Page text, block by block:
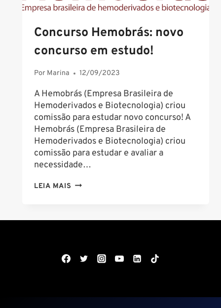
Concurso Hemobrás: novo
concurso em estudo!
Por Marina 12/09/2023
A Hemobrás (Empresa Brasileira de
Hemoderivados e Biotecnologia) criou
comissão para estudar novo concurso! A
Hemobrás (Empresa Brasileira de
Hemoderivados e Biotecnologia) criou
comissão para estudar e avaliar a
necessidade…
LEIA MAIS CONCURSO
CONCURSO